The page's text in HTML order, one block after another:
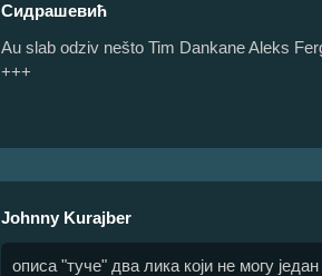
Сидрашевић
Au slab odziv nešto Tim Dankane Aleks
+++
Johnny Kurajber
описа "туче" два лика који не могу